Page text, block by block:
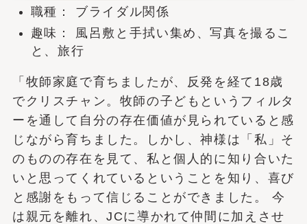
職種： ブライダル関係
趣味： 風呂敷と手拭い集め、写真を撮るこ
と、旅行
「牧師家庭で育ちましたが、反発を経て18歳
でクリスチャン。牧師の子どもというフィルタ
ーを通して自分の存在価値が見られていると感
じながら育ちました。しかし、神様は「私」そ
のものの存在を見て、私と個人的に知り合いた
いと思ってくれているということを知り、喜び
と感謝をもって信じることができました。 今
は親元を離れ、JCに導かれて仲間に加えさせ